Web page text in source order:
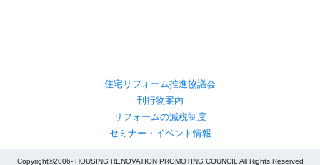
住宅リフォーム推進協議会
刊行物案内
リフォームの減税制度
セミナー・イベント情報
Copyright©2006- HOUSING RENOVATION PROMOTING COUNCIL All Rights Reserved